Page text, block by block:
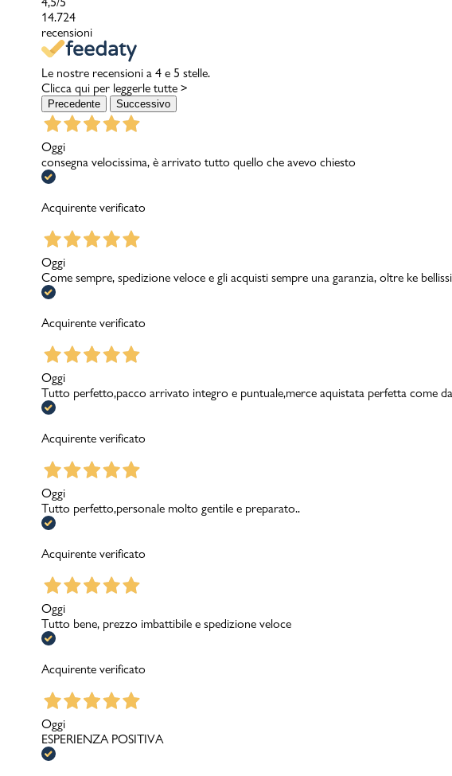
14.724
recensioni
Le nostre recensioni a 4 e 5 stelle.
Clicca qui per leggerle tutte >
Precedente Successivo
Oggi
consegna velocissima, è arrivato tutto quello che avevo chiesto
Acquirente verificato
Oggi
Come sempre, spedizione veloce e gli acquisti sempre una garanzia, oltre ke
Acquirente verificato
Oggi
Tutto perfetto,pacco arrivato integro e puntuale,merce aquistata perfetta come
Acquirente verificato
Oggi
Tutto perfetto,personale molto gentile e preparato..
Acquirente verificato
Oggi
Tutto bene, prezzo imbattibile e spedizione veloce
Acquirente verificato
Oggi
ESPERIENZA POSITIVA